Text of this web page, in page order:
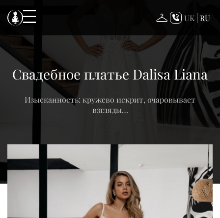
content
UK RU
Свадебное платье Dalisa Liana
Изысканность: кружево искрит, очаровывает
взгляды…